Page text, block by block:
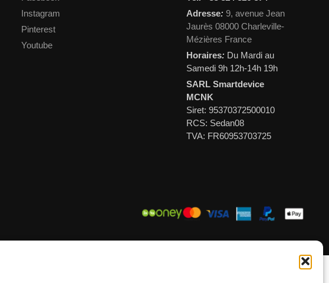
Instagram
Pinterest
Youtube
Adresse: 9, avenue Jean
Jaurès 08000 Charleville-
Mézières France
Horaires: Du Mardi au
Samedi 9h 12h-14h 19h
SARL Smartdevice
MCNK
Siret: 95370372500010
RCS: Sedan08
TVA: FR60953703725